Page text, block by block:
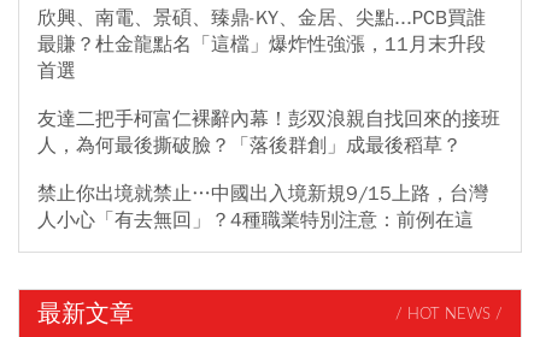
欣興、南電、景碩、臻鼎-KY、金居、尖點...PCB買誰
最賺？杜金龍點名「這檔」爆炸性強漲，11月末升段
首選
友達二把手柯富仁裸辭內幕！彭双浪親自找回來的接班
人，為何最後撕破臉？「落後群創」成最後稻草？
禁止你出境就禁止…中國出入境新規9/15上路，台灣
人小心「有去無回」？4種職業特別注意：前例在這
最新文章 / HOT NEWS /